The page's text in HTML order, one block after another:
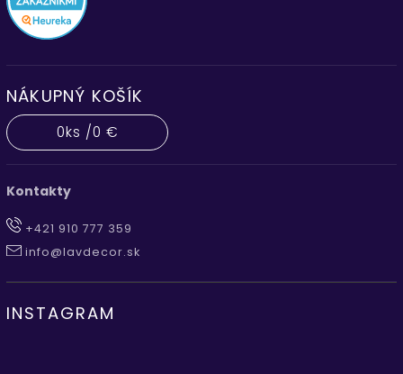
NÁKUPNÝ KOŠÍK
0ks /0 €
Kontakty
+421 910 777 359
info@lavdecor.sk
INSTAGRAM